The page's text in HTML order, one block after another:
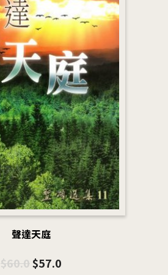
聲達天庭
$60.0$57.0